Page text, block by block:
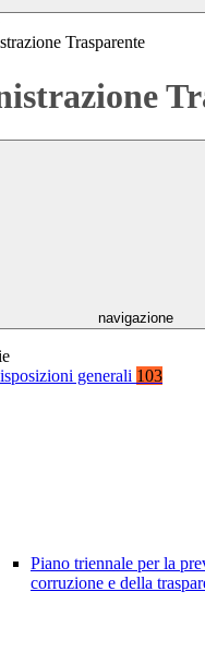
Trasparente
navigazione
generali 103
Piano triennale per la
corruzione e della